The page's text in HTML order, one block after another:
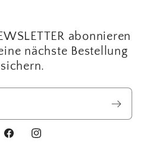
abonnieren
nächste Bestellung
sichern.
FacebookInstagram